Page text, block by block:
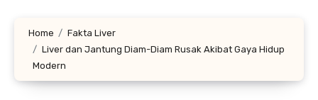
Home
Fakta Liver
Liver dan Jantung Diam-Diam Rusak Akibat Gaya Hidup
Modern